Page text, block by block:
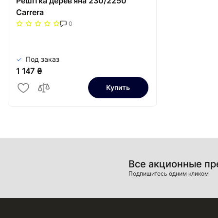
Carrera
0
Под заказ
1 147 ₴
Купить
Все акционные
Подпишитесь одним кликом